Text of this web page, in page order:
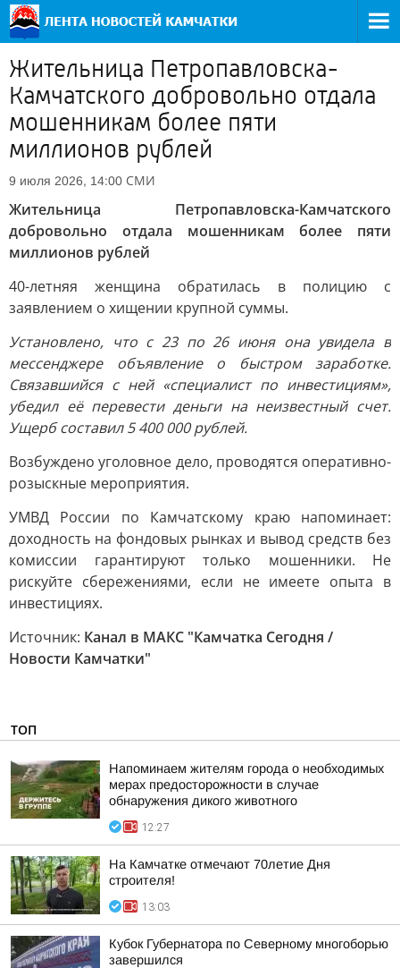
Жительница Петропавловска-
Камчатского добровольно отдала
мошенникам более пяти
миллионов рублей
9 июля 2026, 14:00 СМИ
Жительница Петропавловска-Камчатского
добровольно отдала мошенникам более пяти
миллионов рублей
40-летняя женщина обратилась в полицию с
заявлением о хищении крупной суммы.
Установлено, что с 23 по 26 июня она увидела в
мессенджере объявление о быстром заработке.
Связавшийся с ней «специалист по инвестициям»,
убедил её перевести деньги на неизвестный счет.
Ущерб составил 5 400 000 рублей.
Возбуждено уголовное дело, проводятся оперативно-
розыскные мероприятия.
УМВД России по Камчатскому краю напоминает:
доходность на фондовых рынках и вывод средств без
комиссии гарантируют только мошенники. Не
рискуйте сбережениями, если не имеете опыта в
инвестициях.
Источник: Канал в МАКС "Камчатка Сегодня /
Новости Камчатки"
ТОП
Напоминаем жителям города о необходимых
мерах предосторожности в случае
обнаружения дикого животного
12:27
На Камчатке отмечают 70летие Дня
строителя!
13:03
Кубок Губернатора по Северному многоборью
завершился